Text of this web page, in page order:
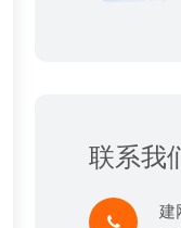
联系我
建